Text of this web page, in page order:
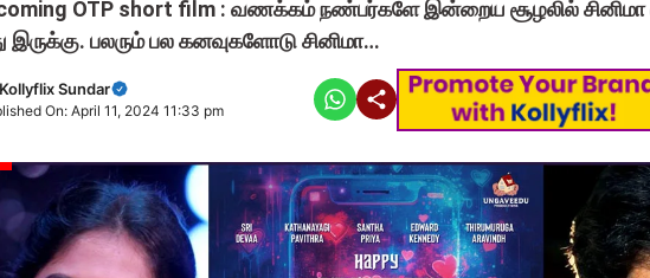
OTP short film : வணக்கம் நண்பர்களே இன்றைய சூழலில் சினிமா
இருக்கு. பலரும் பல கனவுகளோடு சினிமா…
Kollyflix Sundar
On: April 11, 2024 11:33 pm